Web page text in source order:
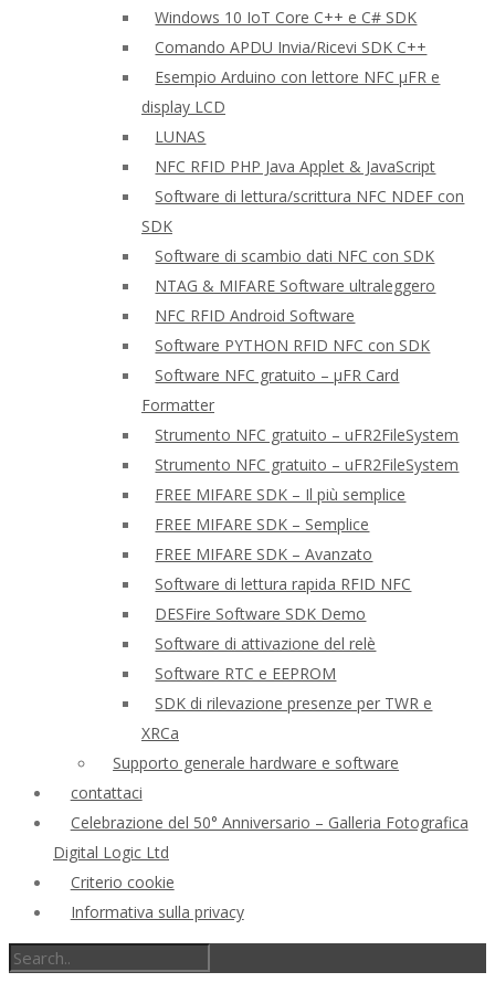
Windows 10 IoT Core C++ e C# SDK
Comando APDU Invia/Ricevi SDK C++
Esempio Arduino con lettore NFC μFR e
display LCD
LUNAS
NFC RFID PHP Java Applet & JavaScript
Software di lettura/scrittura NFC NDEF con
SDK
Software di scambio dati NFC con SDK
NTAG & MIFARE Software ultraleggero
NFC RFID Android Software
Software PYTHON RFID NFC con SDK
Software NFC gratuito – μFR Card
Formatter
Strumento NFC gratuito – uFR2FileSystem
Strumento NFC gratuito – uFR2FileSystem
FREE MIFARE SDK – Il più semplice
FREE MIFARE SDK – Semplice
FREE MIFARE SDK – Avanzato
Software di lettura rapida RFID NFC
DESFire Software SDK Demo
Software di attivazione del relè
Software RTC e EEPROM
SDK di rilevazione presenze per TWR e
XRCa
Supporto generale hardware e software
contattaci
Celebrazione del 50° Anniversario – Galleria Fotografica
Digital Logic Ltd
Criterio cookie
Informativa sulla privacy